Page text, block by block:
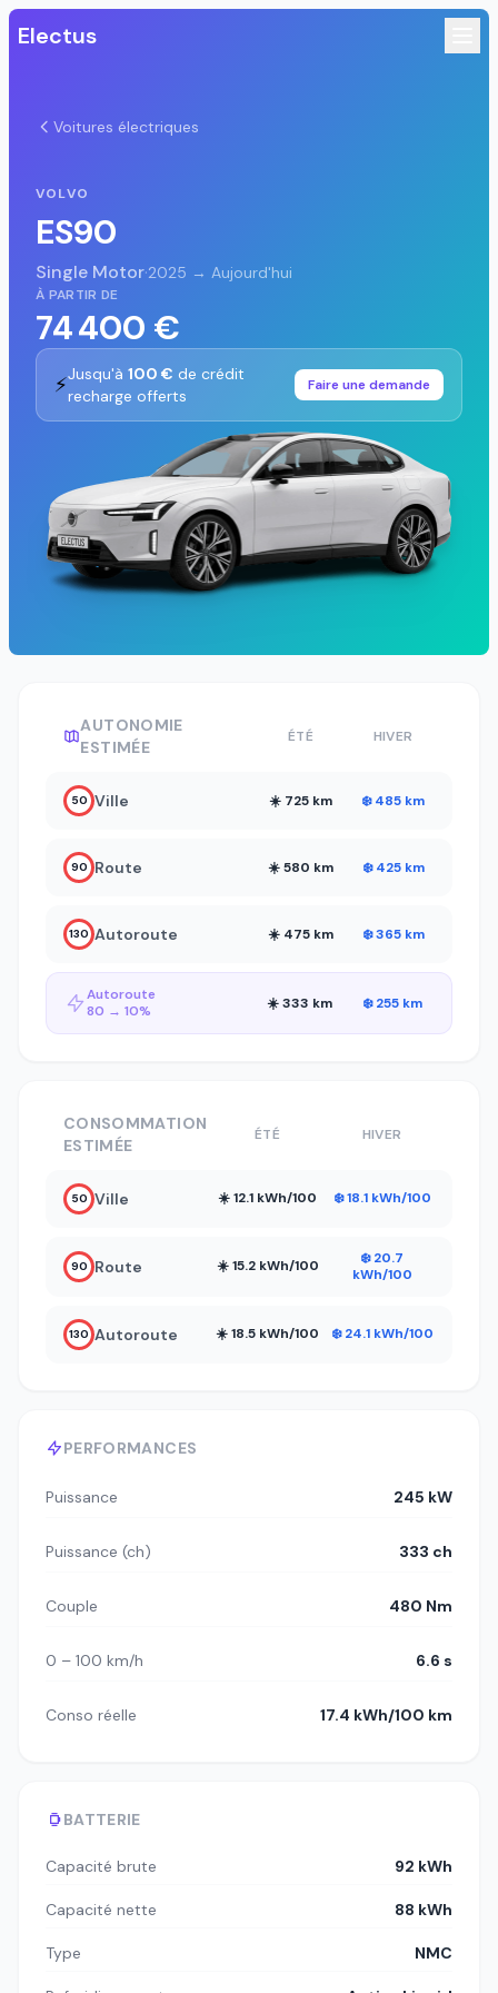
Electus
Voitures électriques
VOLVO
ES90
Single Motor·2025 → Aujourd'hui
À PARTIR DE
74 400 €
⚡Jusqu'à 100 € de crédit
recharge offerts
Faire une demande
AUTONOMIE
ESTIMÉE
ÉTÉ HIVER
50 Ville ☀️ 725 km ❄️ 485 km
90 Route ☀️ 580 km ❄️ 425 km
130 Autoroute ☀️ 475 km ❄️ 365 km
Autoroute
80 → 10%
☀️ 333 km ❄️ 255 km
PERFORMANCES
Puissance 245 kW
Puissance (ch) 333 ch
Couple 480 Nm
0 – 100 km/h 6.6 s
Conso réelle 17.4 kWh/100 km
BATTERIE
Capacité brute 92 kWh
Capacité nette 88 kWh
Type NMC
CONSOMMATION
ESTIMÉE
ÉTÉ HIVER
50 Ville ☀️ 12.1 kWh/100 ❄️ 18.1 kWh/100
90 Route ☀️ 15.2 kWh/100
❄️ 20.7
kWh/100
130 Autoroute ☀️ 18.5 kWh/100 ❄️ 24.1 kWh/100